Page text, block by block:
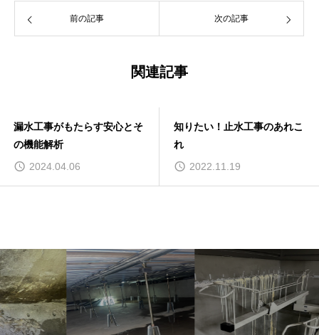
前の記事 次の記事
関連記事
漏水工事がもたらす安心とそ
の機能解析
2024.04.06
知りたい！止水工事のあれこ
れ
2022.11.19